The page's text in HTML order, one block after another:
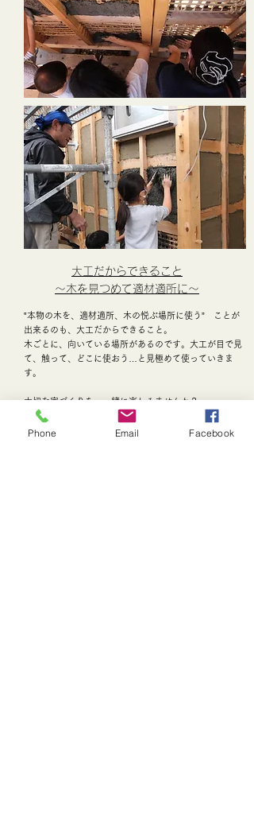
大工だからできること
～木を見つめて適材適所に～
‟本物の木を、適材適所、木の悦ぶ場所に使う” ことが
出来るのも、大工だからできること。
木ごとに、向いている場所があるのです。大工が目で見
て、触って、どこに使おう…と見極めて使っていきま
す。
大切な家づくりを、一緒に楽しみませんか？
「予算が心配」「こういう家って高いんじゃない？」
「木組みの家って何がいいの？」「土壁って何？」
Phone Email Facebook